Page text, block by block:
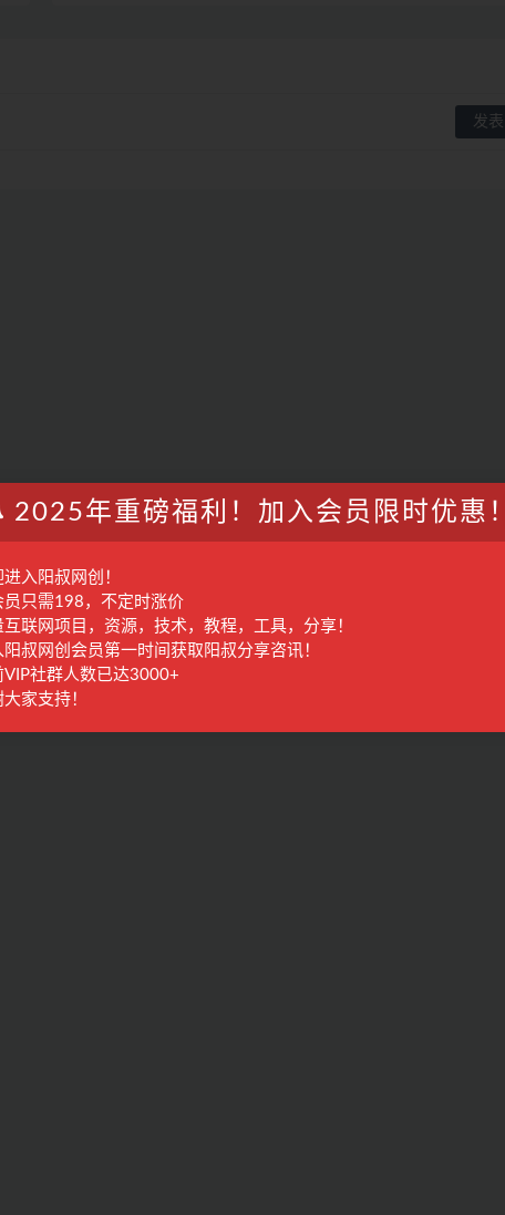
2025年重磅福利！加入会员限时优惠！
入阳叔网创！
员只需198，不定时涨价
互联网项目，资源，技术，教程，工具，分享！
阳叔网创会员第一时间获取阳叔分享咨讯！
VIP社群人数已达3000+
家支持！